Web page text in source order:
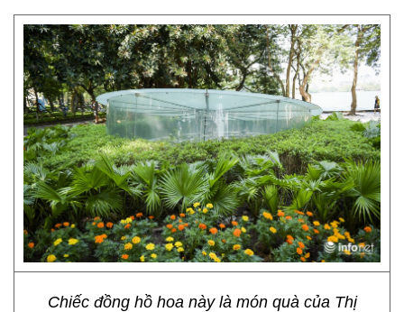
Chiếc đồng hồ hoa này là món quà của Thị